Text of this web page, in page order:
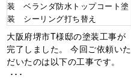
装 ベランダ防水トップコート塗
装 シーリング打ち替え
大阪府堺市T様邸の塗装工事が
完了しました。 今回ご依頼いた
だいたのは以下の工事です。
･･･